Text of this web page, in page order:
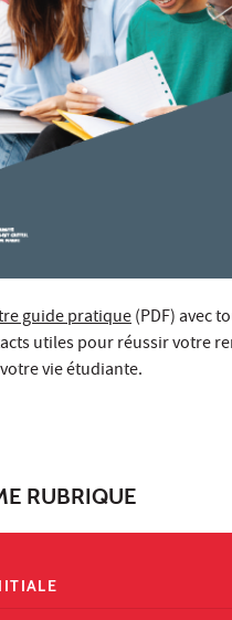
guide pratique(PDF) avec
utiles pour réussir votre
vie étudiante.
RUBRIQUE